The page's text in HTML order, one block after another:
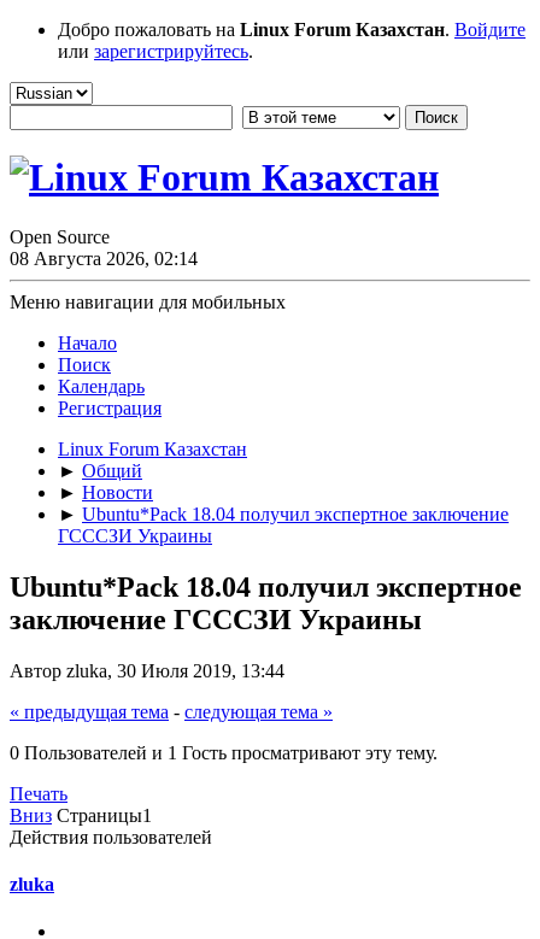
Добро пожаловать на Linux Forum Казахстан. Войдите
или зарегистрируйтесь.
Open Source
08 Августа 2026, 02:14
Меню навигации для мобильных
Начало
Поиск
Календарь
Регистрация
Linux Forum Казахстан
► Общий
► Новости
► Ubuntu*Pack 18.04 получил экспертное заключение
ГСССЗИ Украины
Ubuntu*Pack 18.04 получил экспертное
заключение ГСССЗИ Украины
Автор zluka, 30 Июля 2019, 13:44
« предыдущая тема - следующая тема »
0 Пользователей и 1 Гость просматривают эту тему.
Печать
Вниз Страницы1
Действия пользователей
zluka